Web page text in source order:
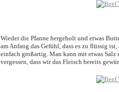
Wieder die Pfanne hergeholt und etwas
am Anfang das Gefühl, dass es zu flüssig
einfach großartig. Man kann mit etwas
vergessen, dass wir das Fleisch bereits